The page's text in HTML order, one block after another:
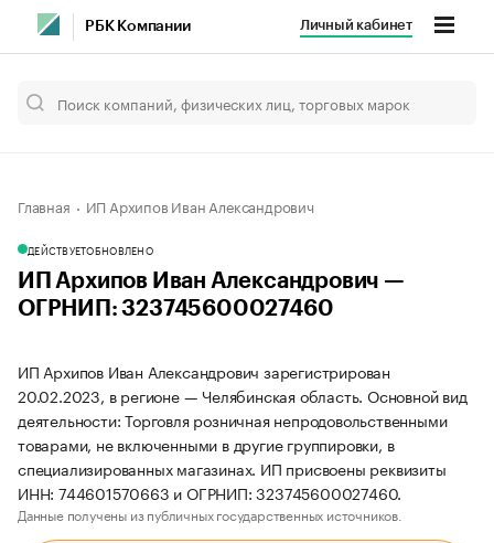
РБК Компании Личный кабинет
Главная ИП Архипов Иван Александрович
ДЕЙСТВУЕТОБНОВЛЕНО
ИП Архипов Иван Александрович —
ОГРНИП: 323745600027460
ИП Архипов Иван Александрович зарегистрирован
20.02.2023, в регионе — Челябинская область. Основной вид
деятельности: Торговля розничная непродовольственными
товарами, не включенными в другие группировки, в
специализированных магазинах. ИП присвоены реквизиты
ИНН: 744601570663 и ОГРНИП: 323745600027460.
Данные получены из публичных государственных источников.